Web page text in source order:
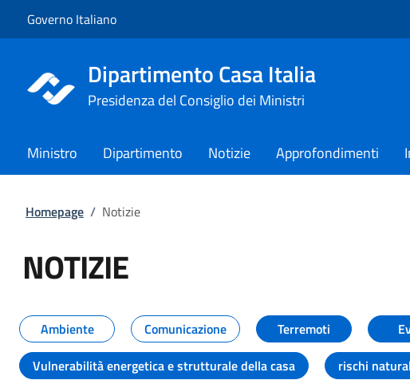
Governo Italiano
Dipartimento Casa Italia
Presidenza del Consiglio dei Ministri
Ministro Dipartimento Notizie Approfondimenti
Homepage / Notizie
NOTIZIE
Tutti i contenuti della pagina NOTIZIE
Ambiente Comunicazione Terremoti
Vulnerabilità energetica e strutturale della casa
rischi